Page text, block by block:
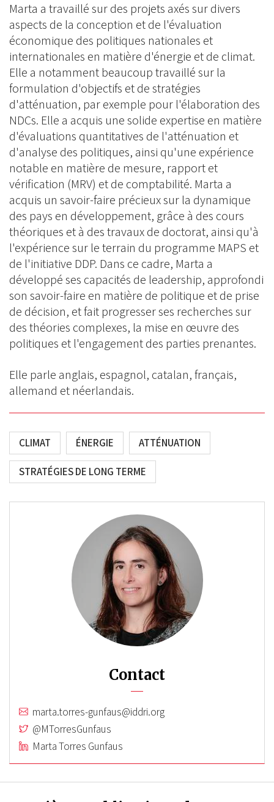
Marta a travaillé sur des projets axés sur divers
aspects de la conception et de l'évaluation
économique des politiques nationales et
internationales en matière d'énergie et de climat.
Elle a notamment beaucoup travaillé sur la
formulation d'objectifs et de stratégies
d'atténuation, par exemple pour l'élaboration des
NDCs. Elle a acquis une solide expertise en matière
d'évaluations quantitatives de l'atténuation et
d'analyse des politiques, ainsi qu'une expérience
notable en matière de mesure, rapport et
vérification (MRV) et de comptabilité. Marta a
acquis un savoir-faire précieux sur la dynamique
des pays en développement, grâce à des cours
théoriques et à des travaux de doctorat, ainsi qu'à
l'expérience sur le terrain du programme MAPS et
de l'initiative DDP. Dans ce cadre, Marta a
développé ses capacités de leadership, approfondi
son savoir-faire en matière de politique et de prise
de décision, et fait progresser ses recherches sur
des théories complexes, la mise en œuvre des
politiques et l'engagement des parties prenantes.
Elle parle anglais, espagnol, catalan, français,
allemand et néerlandais.
CLIMAT ÉNERGIE ATTÉNUATION
STRATÉGIES DE LONG TERME
Contact
marta.torres-gunfaus@iddri.org
@MTorresGunfaus
Marta Torres Gunfaus